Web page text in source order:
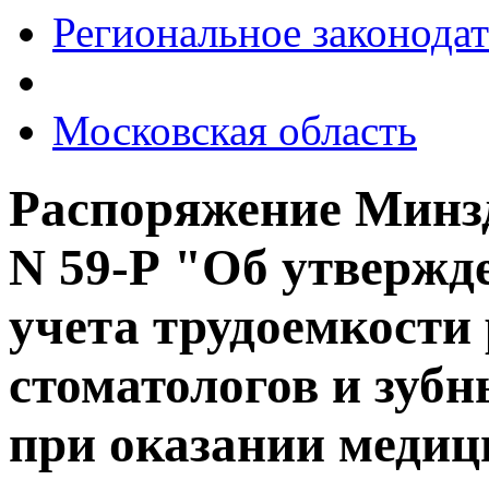
Региональное
Московская область
Распоряжение
N 59-Р "Об
учета
стоматологов и
при оказании